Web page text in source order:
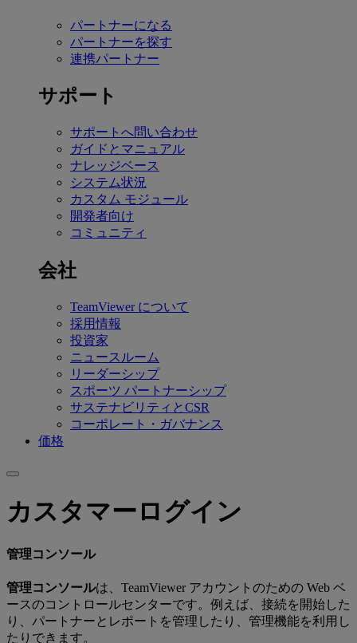
パートナーになる
パートナーを探す
連携パートナー
サポート
サポートへ問い合わせ
ガイドとマニュアル
ナレッジベース
システム状況
カスタム モジュール
開発者向け
コミュニティ
会社
TeamViewer について
採用情報
投資家
ニュースルーム
リーダーシップ
スポーツ パートナーシップ
サステナビリティとCSR
コーポレート・ガバナンス
価格
カスタマーログイン
管理コンソール
‌管理コンソールは、TeamViewer アカウントのための Web ベ
ースのコントロールセンターです。例えば、接続を開始した
り、パートナーとレポートを管理したり、管理機能を利用し
たりできます。